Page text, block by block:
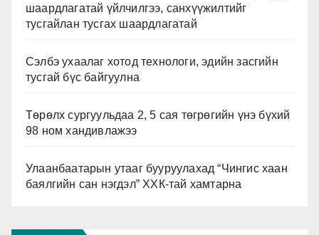
шаардлагатай үйлчилгээ, санхүүжилтийг
тусгайлан тусгах шаардлагатай
Сэлбэ ухаалаг хотод технологи, эдийн засгийн
тусгай бүс байгуулна
Төрөлх сургуульдаа 2, 5 сая төгрөгийн үнэ бүхий
98 ном хандивлажээ
Улаанбаатарын утааг бууруулахад “Чингис хаан
баялгийн сан нэгдэл” ХХК-тай хамтарна